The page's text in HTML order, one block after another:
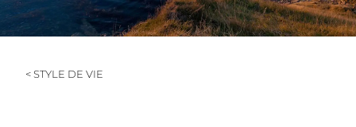
ITALY ADVENTURES
< STYLE DE VIE